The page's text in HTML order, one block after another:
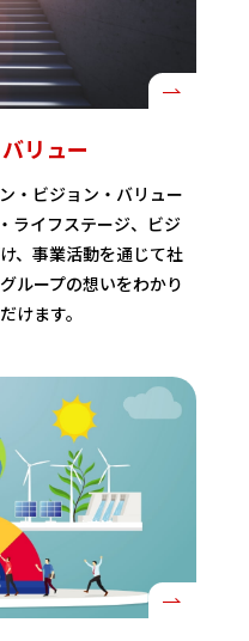
リュー
・ビジョン・バリュー
ライフステージ、ビジ
、事業活動を通じて社
ループの想いをわかり
けます。